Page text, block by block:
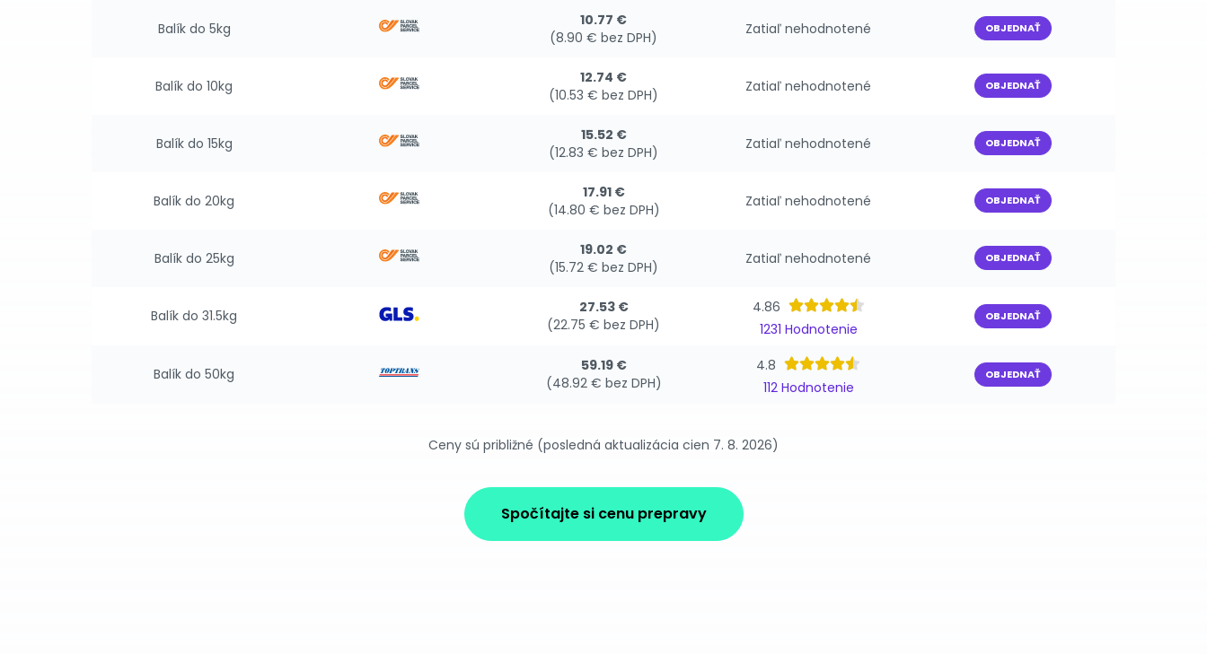
Balík do 5kg
10.77 €
(8.90 € bez DPH)
Zatiaľ nehodnotené OBJEDNAŤ
Balík do 10kg
12.74 €
(10.53 € bez DPH)
Zatiaľ nehodnotené OBJEDNAŤ
Balík do 15kg
15.52 €
(12.83 € bez DPH)
Zatiaľ nehodnotené OBJEDNAŤ
Balík do 20kg
17.91 €
(14.80 € bez DPH)
Zatiaľ nehodnotené OBJEDNAŤ
Balík do 25kg
19.02 €
(15.72 € bez DPH)
Zatiaľ nehodnotené OBJEDNAŤ
Balík do 31.5kg
27.53 €
(22.75 € bez DPH)
4.86
1231 Hodnotenie
OBJEDNAŤ
Balík do 50kg
59.19 €
(48.92 € bez DPH)
4.8
112 Hodnotenie
OBJEDNAŤ
Ceny sú približné (posledná aktualizácia cien 7. 8. 2026)
Spočítajte si cenu prepravy